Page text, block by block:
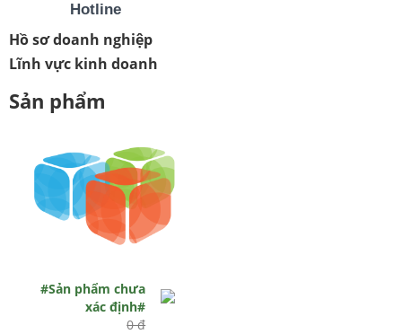
Hotline
Hồ sơ doanh nghiệp
Lĩnh vực kinh doanh
Sản phẩm
#Sản phẩm chưa
xác định#
0 đ